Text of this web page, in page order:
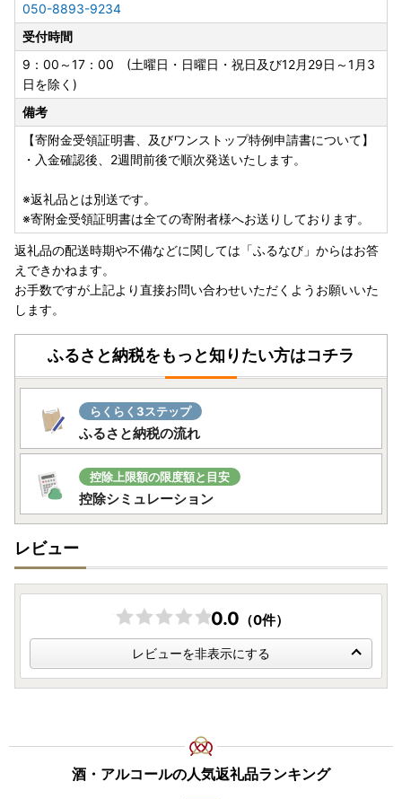
・ワンストップ特例申請 添付書類貼付用紙、記入例
https://okifuru.com/onestop_doc.pdf
---------------------------------------------------------------
--
【ふるさと納税の対象となる地方団体の指定について】
沖縄市は令和7年9月26日付総務大臣通知「ふるさと納税の
法（昭和25年法律第226号）第37条の2第2項及び第314条の
7第2項の規定に基づき、ふるさと納税の対象となる地方団体
として指定されました。
指定対象期間は、令和7年10月1日から令和8年9月30日まで
です。
050-8893-9234
受付時間
9：00～17：00 (土曜日・日曜日・祝日及び12月29日～1月3
日を除く)
備考
【寄附金受領証明書、及びワンストップ特例申請書について】
・入金確認後、2週間前後で順次発送いたします。
※返礼品とは別送です。
※寄附金受領証明書は全ての寄附者様へお送りしております。
返礼品の配送時期や不備などに関しては「ふるなび」からはお答
えできかねます。
お手数ですが上記より直接お問い合わせいただくようお願いいた
します。
ふるさと納税をもっと知りたい方はコチラ
らくらく3ステップ
ふるさと納税の流れ
控除上限額の限度額と目安
控除シミュレーション
レビュー
0.0 （0件）
レビューを非表示にする
酒・アルコールの人気返礼品ランキング